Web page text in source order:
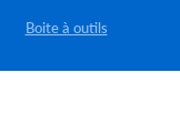
Boite à outils